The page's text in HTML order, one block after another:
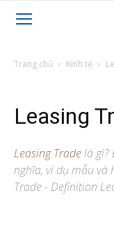
Trang chủ Kinh tế
Leasing
Leasing Tradelà gì?
nghĩa, ví dụ mẫu và
Trade - Definition